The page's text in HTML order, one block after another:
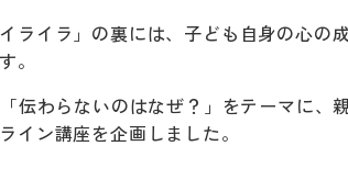
ライラ」の裏には、子ども自身の心の
。
伝わらないのはなぜ？」をテーマに、
イン講座を企画しました。